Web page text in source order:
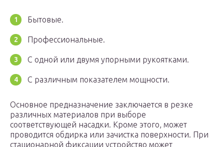
Бытовые.
Профессиональные.
С одной или двумя упорными рукоятками.
С различным показателем мощности.
Основное предназначение заключается в резке
различных материалов при выборе
соответствующей насадки. Кроме этого, может
проводится обдирка или зачистка поверхности. При
стационарной фиксации устройство может